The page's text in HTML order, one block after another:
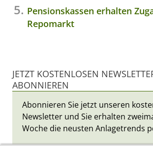
Pensionskassen erhalten
Repomarkt
JETZT KOSTENLOSEN
ABONNIEREN
Abonnieren Sie jetzt unseren
Newsletter und Sie erhalten
Woche die neusten Anlagetrends